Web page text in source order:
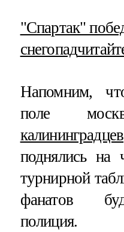
​"Спартак"
снегопад
Напомним,
поле
калининградцев
поднялись на
турнирной
фанатов
полиция.